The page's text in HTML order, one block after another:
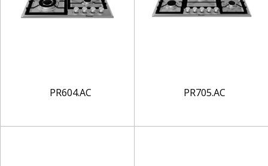
PR604.AC PR705.AC